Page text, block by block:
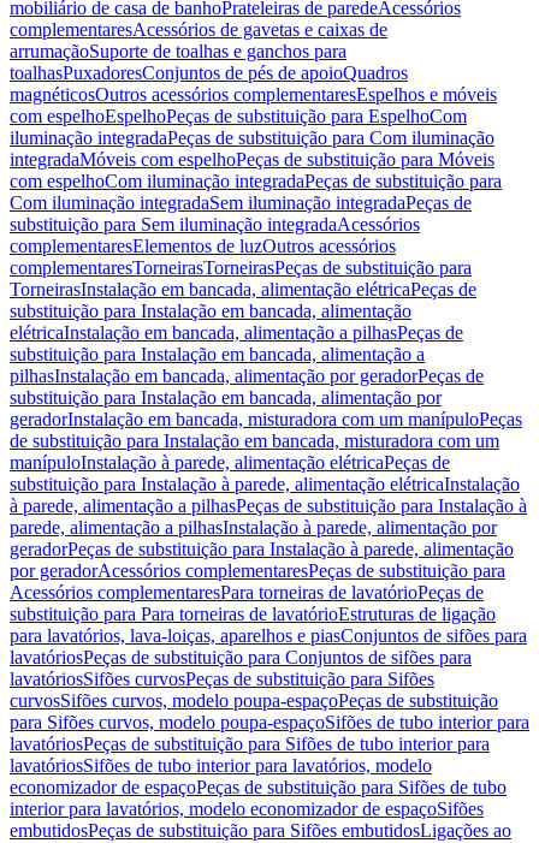
mobiliário de casa de banhoPrateleiras de paredeAcessórios
complementaresAcessórios de gavetas e caixas de
arrumaçãoSuporte de toalhas e ganchos para
toalhasPuxadoresConjuntos de pés de apoioQuadros
magnéticosOutros acessórios complementaresEspelhos e móveis
com espelhoEspelhoPeças de substituição para EspelhoCom
iluminação integradaPeças de substituição para Com iluminação
integradaMóveis com espelhoPeças de substituição para Móveis
com espelhoCom iluminação integradaPeças de substituição para
Com iluminação integradaSem iluminação integradaPeças de
substituição para Sem iluminação integradaAcessórios
complementaresElementos de luzOutros acessórios
complementaresTorneirasTorneirasPeças de substituição para
TorneirasInstalação em bancada, alimentação elétricaPeças de
substituição para Instalação em bancada, alimentação
elétricaInstalação em bancada, alimentação a pilhasPeças de
substituição para Instalação em bancada, alimentação a
pilhasInstalação em bancada, alimentação por geradorPeças de
substituição para Instalação em bancada, alimentação por
geradorInstalação em bancada, misturadora com um manípuloPeças
de substituição para Instalação em bancada, misturadora com um
manípuloInstalação à parede, alimentação elétricaPeças de
substituição para Instalação à parede, alimentação elétricaInstalação
à parede, alimentação a pilhasPeças de substituição para Instalação à
parede, alimentação a pilhasInstalação à parede, alimentação por
geradorPeças de substituição para Instalação à parede, alimentação
por geradorAcessórios complementaresPeças de substituição para
Acessórios complementaresPara torneiras de lavatórioPeças de
substituição para Para torneiras de lavatórioEstruturas de ligação
para lavatórios, lava-loiças, aparelhos e piasConjuntos de sifões para
lavatóriosPeças de substituição para Conjuntos de sifões para
lavatóriosSifões curvosPeças de substituição para Sifões
curvosSifões curvos, modelo poupa-espaçoPeças de substituição
para Sifões curvos, modelo poupa-espaçoSifões de tubo interior para
lavatóriosPeças de substituição para Sifões de tubo interior para
lavatóriosSifões de tubo interior para lavatórios, modelo
economizador de espaçoPeças de substituição para Sifões de tubo
interior para lavatórios, modelo economizador de espaçoSifões
embutidosPeças de substituição para Sifões embutidosLigações ao